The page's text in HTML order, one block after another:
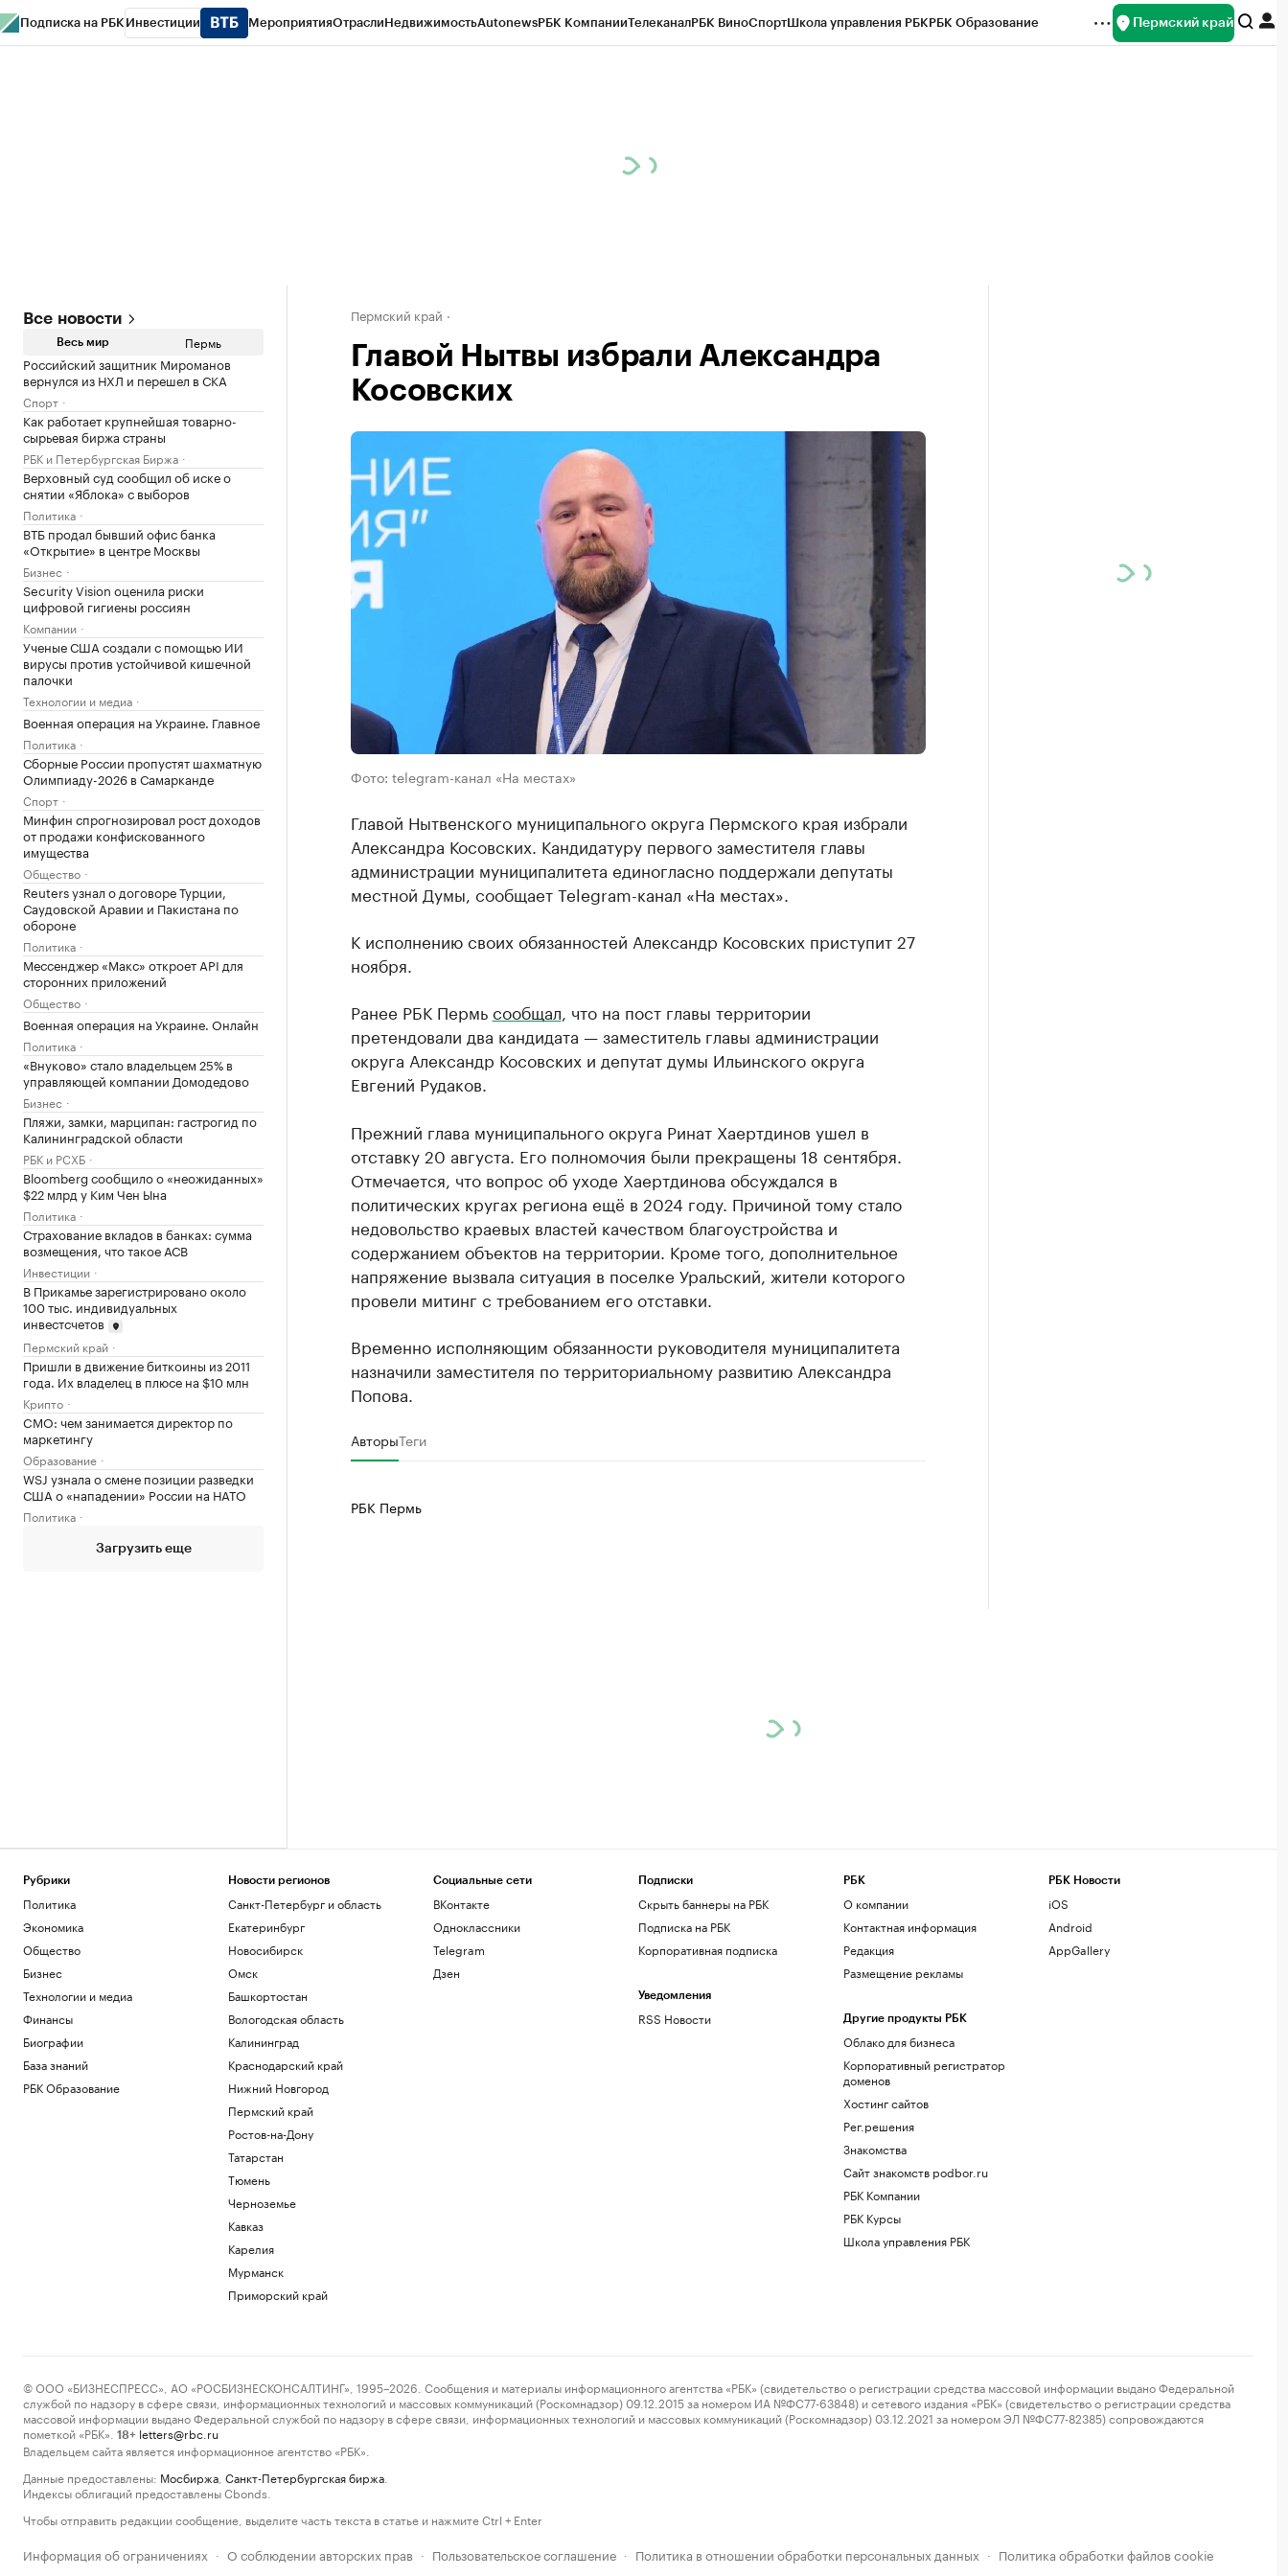
Подписка на РБК Инвестиции МероприятияОтраслиНедвижимостьAutonewsРБК КомпанииТелеканалРБК ВиноСпортШкола управления РБКРБК Образование Пермский край
Все новости
Весь мир Пермь
Российский защитник Мироманов
вернулся из НХЛ и перешел в СКА
Спорт
Как работает крупнейшая товарно-
сырьевая биржа страны
РБК и Петербургская Биржа
Верховный суд сообщил об иске о
снятии «Яблока» с выборов
Политика
ВТБ продал бывший офис банка
«Открытие» в центре Москвы
Бизнес
Security Vision оценила риски
цифровой гигиены россиян
Компании
Ученые США создали с помощью ИИ
вирусы против устойчивой кишечной
палочки
Технологии и медиа
Военная операция на Украине. Главное
Политика
Сборные России пропустят шахматную
Олимпиаду-2026 в Самарканде
Спорт
Минфин спрогнозировал рост доходов
от продажи конфискованного
имущества
Общество
Reuters узнал о договоре Турции,
Саудовской Аравии и Пакистана по
обороне
Политика
Мессенджер «Макс» откроет API для
сторонних приложений
Общество
Военная операция на Украине. Онлайн
Политика
«Внуково» стало владельцем 25% в
управляющей компании Домодедово
Бизнес
Пляжи, замки, марципан: гастрогид по
Калининградской области
РБК и РСХБ
Bloomberg сообщило о «неожиданных»
$22 млрд у Ким Чен Ына
Политика
Страхование вкладов в банках: сумма
возмещения, что такое АСВ
Инвестиции
В Прикамье зарегистрировано около
100 тыс. индивидуальных
инвестсчетов
Пермский край
Пришли в движение биткоины из 2011
года. Их владелец в плюсе на $10 млн
Крипто
CMO: чем занимается директор по
маркетингу
Образование
WSJ узнала о смене позиции разведки
США о «нападении» России на НАТО
Политика
Загрузить еще
Пермский край
Главой Нытвы избрали Александра
Косовских
Фото: telegram-канал «На местах»
Главой Нытвенского муниципального округа Пермского края избрали
Александра Косовских. Кандидатуру первого заместителя главы
администрации муниципалитета единогласно поддержали депутаты
местной Думы, сообщает Telegram-канал «На местах».
К исполнению своих обязанностей Александр Косовских приступит 27
ноября.
Ранее РБК Пермьсообщал , что на пост главы территории
претендовали два кандидата — заместитель главы администрации
округа Александр Косовских и депутат думы Ильинского округа
Евгений Рудаков.
Прежний глава муниципального округа Ринат Хаертдинов ушел в
отставку 20 августа. Его полномочия были прекращены 18 сентября.
Отмечается, что вопрос об уходе Хаертдинова обсуждался в
политических кругах региона ещё в 2024 году. Причиной тому стало
недовольство краевых властей качеством благоустройства и
содержанием объектов на территории. Кроме того, дополнительное
напряжение вызвала ситуация в поселке Уральский, жители которого
провели митинг с требованием его отставки.
Временно исполняющим обязанности руководителя муниципалитета
назначили заместителя по территориальному развитию Александра
Попова.
АвторыТеги
РБК Пермь
Рубрики
Политика
Экономика
Общество
Бизнес
Технологии и медиа
Финансы
Биографии
База знаний
РБК Образование
Новости регионов
Санкт-Петербург и область
Екатеринбург
Новосибирск
Омск
Башкортостан
Вологодская область
Калининград
Краснодарский край
Нижний Новгород
Пермский край
Ростов-на-Дону
Татарстан
Тюмень
Черноземье
Кавказ
Карелия
Мурманск
Приморский край
Социальные сети
ВКонтакте
Одноклассники
Telegram
Дзен
Подписки
Скрыть баннеры на РБК
Подписка на РБК
Корпоративная подписка
Уведомления
RSS Новости
РБК
О компании
Контактная информация
Редакция
Размещение рекламы
Другие продукты РБК
Облако для бизнеса
Корпоративный регистратор
доменов
Хостинг сайтов
Рег.решения
Знакомства
Сайт знакомств podbor.ru
РБК Компании
РБК Курсы
Школа управления РБК
РБК Новости
iOS
Android
AppGallery
© ООО «БИЗНЕСПРЕСС», АО «РОСБИЗНЕСКОНСАЛТИНГ», 1995–2026. Сообщения и материалы информационного агентства «РБК» (свидетельство о регистрации средства массовой информации выдано Федеральной
службой по надзору в сфере связи, информационных технологий и массовых коммуникаций (Роскомнадзор) 09.12.2015 за номером ИА №ФС77-63848) и сетевого издания «РБК» (свидетельство о регистрации средства
массовой информации выдано Федеральной службой по надзору в сфере связи, информационных технологий и массовых коммуникаций (Роскомнадзор) 03.12.2021 за номером ЭЛ №ФС77-82385) сопровождаются
пометкой «РБК».
18+ letters@rbc.ru
Владельцем сайта является информационное агентство «РБК».
Данные предоставлены: Мосбиржа Санкт-Петербургская биржа
Индексы облигаций предоставлены Cbonds.
Чтобы отправить редакции сообщение, выделите часть текста в статье и нажмите Ctrl + Enter
Информация об ограничениях · О соблюдении авторских прав · Пользовательское соглашение · Политика в отношении обработки персональных данных · Политика обработки файлов cookie